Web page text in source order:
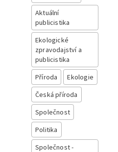
Aktuální
publicistika
Ekologické
zpravodajství a
publicistika
Příroda
Ekologie
Česká příroda
Společnost
Politika
Společnost -